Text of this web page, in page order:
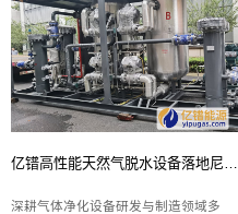
镨能源推出的YPAD系列天然气预冷
机，正是针对这些痛点而设计，其核心
部件采用壳管式换热器与进口制冷压缩
机，完美解决原料气预冷中的温控与分
离难题
亿镨高性能天然气脱水设备落地尼日利亚项目
深耕气体净化设备研发与制造领域多